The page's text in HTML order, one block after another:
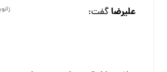
علیرضا گفت: ژانویه ۱۸, ۲۰۲۳